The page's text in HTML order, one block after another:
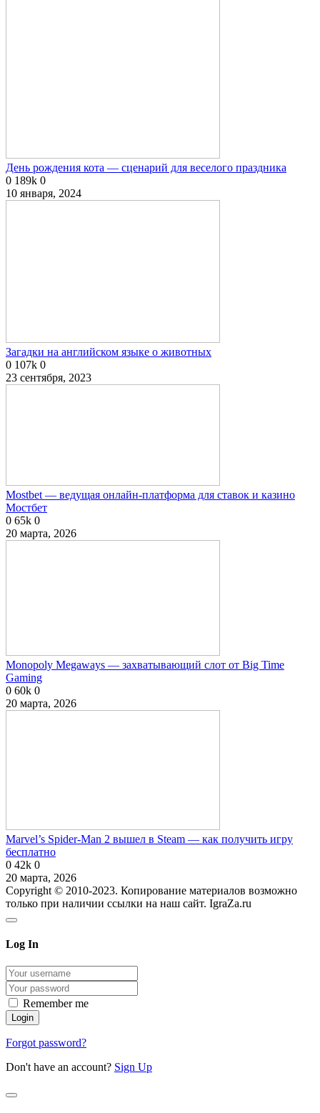
День рождения кота — сценарий для веселого праздника
0 189k 0
10 января, 2024
Загадки на английском языке о животных
0 107k 0
23 сентября, 2023
Mostbet — ведущая онлайн-платформа для ставок и казино
Мостбет
0 65k 0
20 марта, 2026
Monopoly Megaways — захватывающий слот от Big Time
Gaming
0 60k 0
20 марта, 2026
Marvel’s Spider-Man 2 вышел в Steam — как получить игру
бесплатно
0 42k 0
20 марта, 2026
Copyright © 2010-2023. Копирование материалов возможно
только при наличии ссылки на наш сайт. IgraZa.ru
Log In
Remember me
Forgot password?
Don't have an account? Sign Up